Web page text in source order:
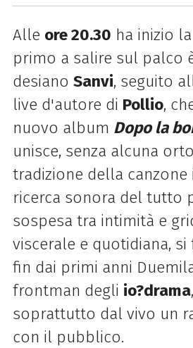
Alle ore 20.30 ha inizio
primo a salire sul palco
desiano Sanvi, seguito
live d'autore di Pollio,
nuovo album Dopo la
unisce, senza alcuna
tradizione della canzone
ricerca sonora del tutto
sospesa tra intimità e
viscerale e quotidiana, si
fin dai primi anni
frontman degli io?drama
soprattutto dal vivo un
con il pubblico.